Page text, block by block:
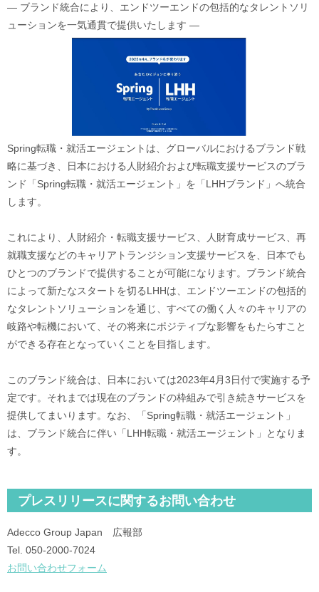
― ブランド統合により、エンドツーエンドの包括的なタレントソリ
ューションを一気通貫で提供いたします ―
Spring転職・就活エージェントは、グローバルにおけるブランド戦
略に基づき、日本における人財紹介および転職支援サービスのブラ
ンド「Spring転職・就活エージェント」を「LHHブランド」へ統合
します。
これにより、人財紹介・転職支援サービス、人財育成サービス、再
就職支援などのキャリアトランジション支援サービスを、日本でも
ひとつのブランドで提供することが可能になります。ブランド統合
によって新たなスタートを切るLHHは、エンドツーエンドの包括的
なタレントソリューションを通じ、すべての働く人々のキャリアの
岐路や転機において、その将来にポジティブな影響をもたらすこと
ができる存在となっていくことを目指します。
このブランド統合は、日本においては2023年4月3日付で実施する予
定です。それまでは現在のブランドの枠組みで引き続きサービスを
提供してまいります。なお、「Spring転職・就活エージェント」
は、ブランド統合に伴い「LHH転職・就活エージェント」となりま
す。
プレスリリースに関するお問い合わせ
Adecco Group Japan 広報部
Tel. 050‐2000‐7024
お問い合わせフォーム